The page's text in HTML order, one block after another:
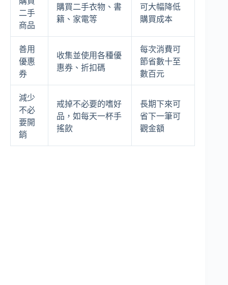
二手
商品
購買二手衣物、書
籍、家電等
可大幅降低
購買成本
善用
優惠
券
收集並使用各種優
惠券、折扣碼
每次消費可
節省數十至
數百元
減少
不必
要開
銷
戒掉不必要的嗜好
品，如每天一杯手
搖飲
長期下來可
省下一筆可
觀金額